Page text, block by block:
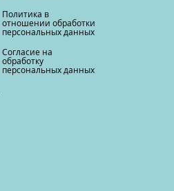
Политика в
отношении обработки
персональных данных
Согласие на
обработку
персональных данных